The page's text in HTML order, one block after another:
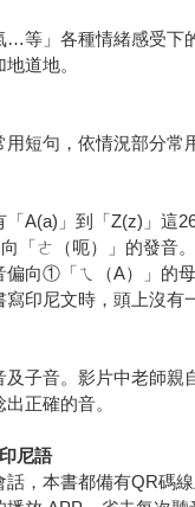
等」各種情緒感受下
道地。
短句，依情況部分
A(a)」到「Z(z)」這
ㄜ（呃）」的發音
向①「ㄟ（A）」的
印尼文時，頭上沒有
子音。影片中老師
正確的音。
尼語
，本書都備有QR碼